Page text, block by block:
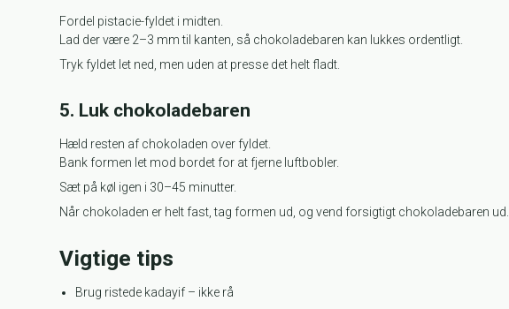
Fordel pistacie-fyldet i midten.
Lad der være 2–3 mm til kanten, så chokoladebaren kan lukkes ordentligt.
Tryk fyldet let ned, men uden at presse det helt fladt.
5. Luk chokoladebaren
Hæld resten af chokoladen over fyldet.
Bank formen let mod bordet for at fjerne luftbobler.
Sæt på køl igen i 30–45 minutter.
Når chokoladen er helt fast, tag formen ud, og vend forsigtigt chokoladebaren ud.
Vigtige tips
Brug ristede kadayif – ikke rå